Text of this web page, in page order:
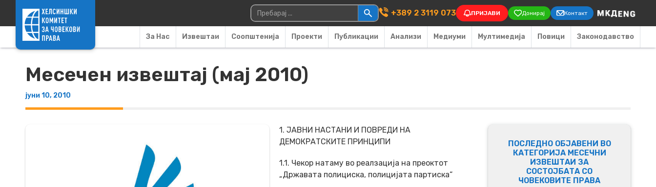
Main Navigation
Пребарувај за: +389 2 3119 073 ПРИЈАВИ Донирај Контакт
За Нас Извештаи Соопштенија Проекти Публикации Анализи Медиуми Мултимедија Повици Законодавство
Месечен извештај (мај 2010)
јуни 10, 2010
1. ЈАВНИ НАСТАНИ И ПОВРЕДИ НА
ДЕМОКРАТСКИТЕ ПРИНЦИПИ
1.1. Чекор натаму во реалзација на преоктот
„Државата полициска, полицијата партиска“
ПОСЛЕДНО ОБЈАВЕНИ ВО
КАТЕГОРИЈА МЕСЕЧНИ
ИЗВЕШТАИ ЗА
СОСТОЈБАТА СО
ЧОВЕКОВИТЕ ПРАВА